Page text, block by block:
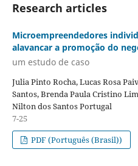
Research articles
Microempreendedores
alavancar a promoção do
um estudo de caso
Julia Pinto Rocha, Lucas Rosa
Santos, Brenda Paula Cristino
Nilton dos Santos Portugal
7-25
PDF (Português (Brasil))